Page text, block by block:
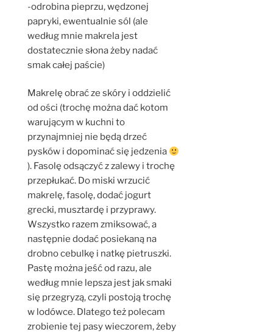
-odrobina pieprzu, wędzonej
papryki, ewentualnie sól (ale
według mnie makrela jest
dostatecznie słona żeby nadać
smak całej paście)
Makrelę obrać ze skóry i oddzielić
od ości (trochę można dać kotom
warującym w kuchni to
przynajmniej nie będą drzeć
pysków i dopominać się jedzenia
). Fasolę odsączyć z zalewy i trochę
przepłukać. Do miski wrzucić
makrelę, fasolę, dodać jogurt
grecki, musztardę i przyprawy.
Wszystko razem zmiksować, a
następnie dodać posiekaną na
drobno cebulkę i natkę pietruszki.
Pastę można jeść od razu, ale
według mnie lepsza jest jak smaki
się przegryzą, czyli postoją trochę
w lodówce. Dlatego też polecam
zrobienie tej pasy wieczorem, żeby